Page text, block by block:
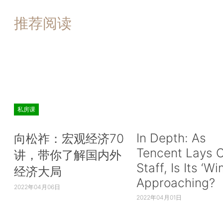
推荐阅读
私房课
向松祚：宏观经济70
讲，带你了解国内外
经济大局
2022年04月06日
In Depth: As
Tencent Lays
Staff, Is Its
Approaching?
2022年04月01日